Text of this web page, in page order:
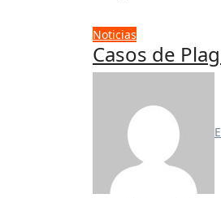
Noticias
Casos de